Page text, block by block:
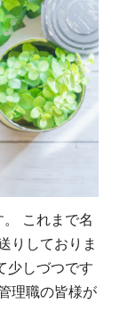
これまで名
りしておりま
少しづつです
理職の皆様が